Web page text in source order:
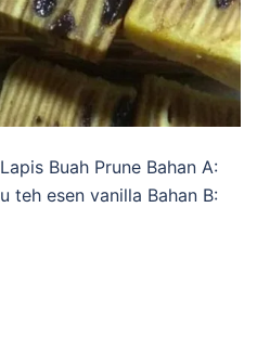
Buah Prune Bahan A:
teh esen vanilla Bahan B: